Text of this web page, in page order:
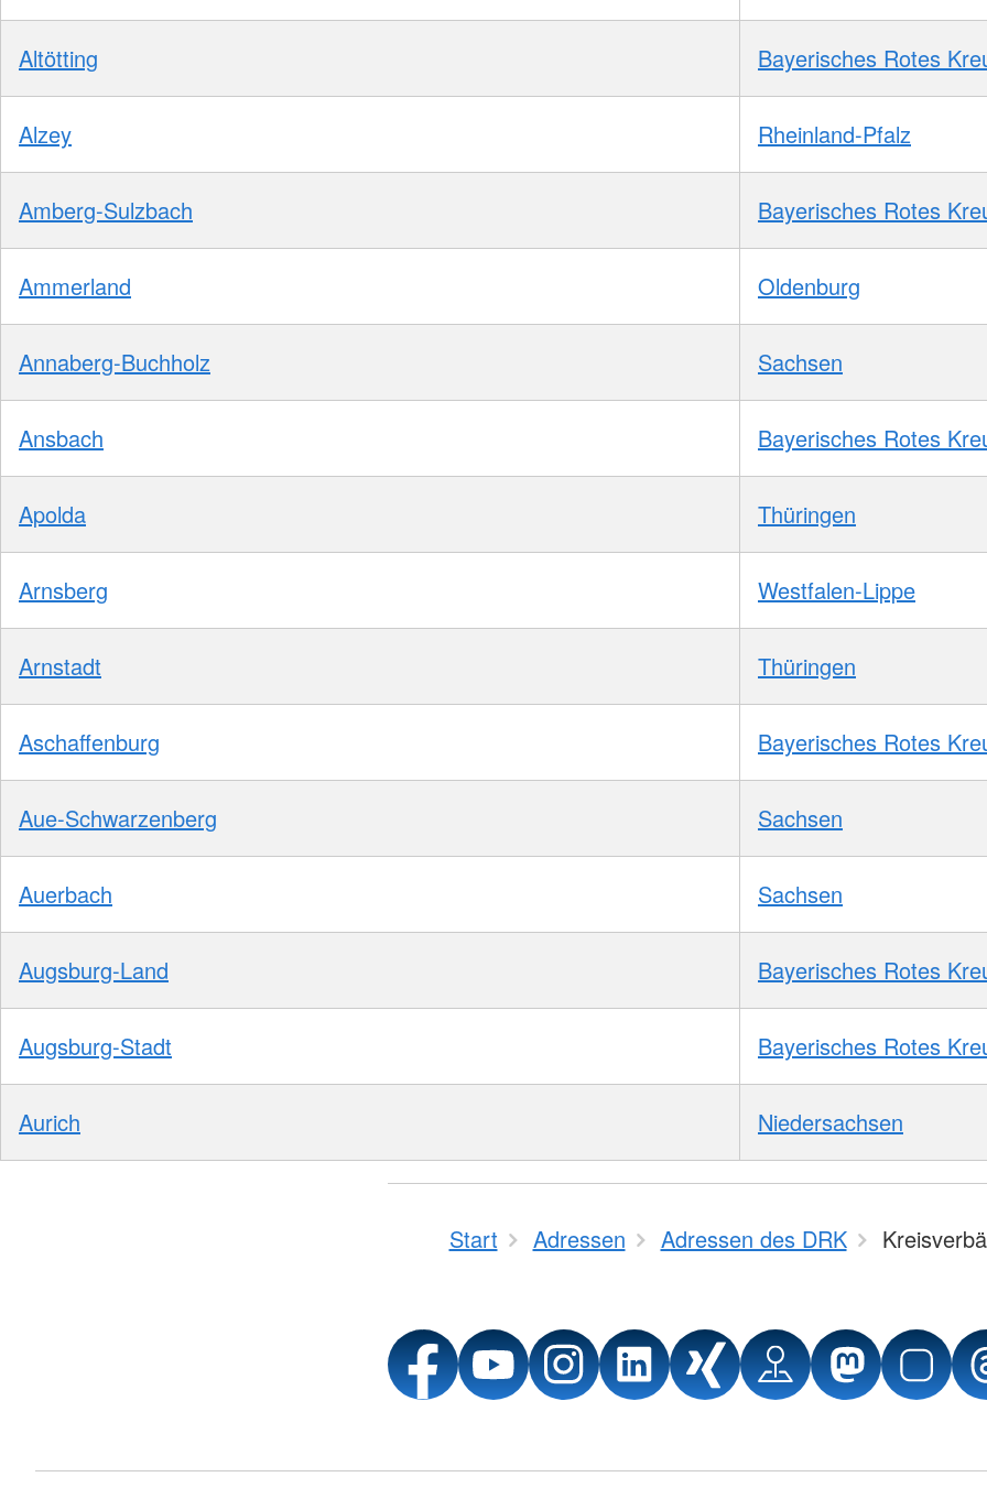
Altötting Bayerisches Rotes
Alzey Rheinland-Pfalz
Amberg-Sulzbach Bayerisches Rotes
Ammerland Oldenburg
Annaberg-Buchholz Sachsen
Ansbach Bayerisches Rotes
Apolda Thüringen
Arnsberg Westfalen-Lippe
Arnstadt Thüringen
Aschaffenburg Bayerisches Rotes
Aue-Schwarzenberg Sachsen
Auerbach Sachsen
Augsburg-Land Bayerisches Rotes
Augsburg-Stadt Bayerisches Rotes
Aurich Niedersachsen
Start Adressen Adressen des DRK